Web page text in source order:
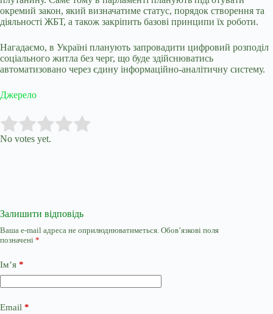
окремий закон, який визначатиме статус, порядок створення та
діяльності ЖБТ, а також закріпить базові принципи їх роботи.
Нагадаємо, в Україні планують запровадити цифровий розподіл
соціального житла без черг, що буде здійснюватись
автоматизовано через єдину інформаційно-аналітичну систему.
Джерело
Rate this item:
No votes yet.
Залишити відповідь
Ваша e-mail адреса не оприлюднюватиметься. Обов’язкові поля
позначені *
Ім’я *
Email *